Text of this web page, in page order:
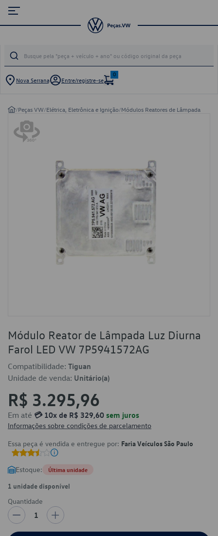
Nova Serrana Entre/registre-se
0
/Peças VW/Elétrica, Eletrônica e Ignição/Módulos Reatores de Lâmpada
Módulo Reator de Lâmpada Luz Diurna
Farol LED VW 7P5941572AG
Compatibilidade: Tiguan
Unidade de venda: Unitário(a)
R$ 3.295,96
Em até 💳 10x de R$ 329,60 sem juros
Informações sobre condições de parcelamento
Essa peça é vendida e entregue por: Faria Veículos São Paulo
Estoque: Última unidade
1 unidade disponível
Quantidade
1